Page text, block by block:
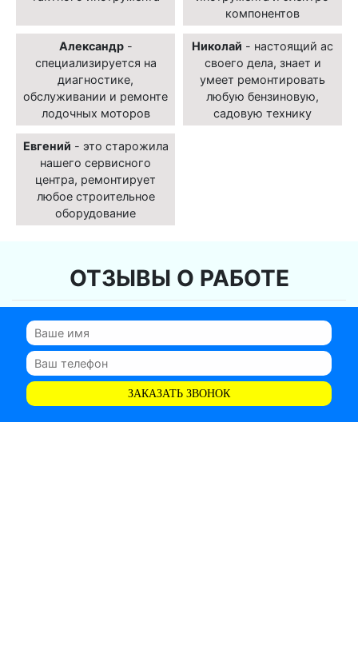
компонентов
Александр-
специализируется на
диагностике,
обслуживании и ремонте
лодочных моторов
Николай - настоящий ас
своего дела, знает и
умеет ремонтировать
любую бензиновую,
садовую технику
Евгений - это старожила
нашего сервисного
центра, ремонтирует
любое строительное
оборудование
ОТЗЫВЫ О РАБОТЕ
ЗАКАЗАТЬ ЗВОНОК